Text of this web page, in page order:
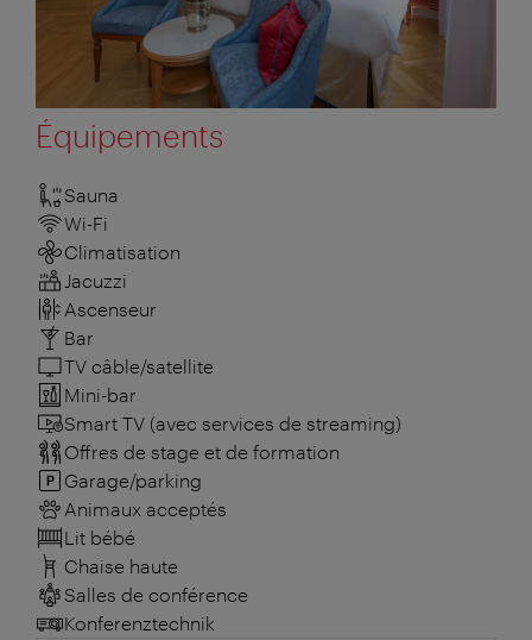
Équipements
Sauna
Wi-Fi
Climatisation
Jacuzzi
Ascenseur
Bar
TV câble/satellite
Mini-bar
Smart TV (avec services de streaming)
Offres de stage et de formation
Garage/parking
Animaux acceptés
Lit bébé
Chaise haute
Salles de conférence
Konferenztechnik